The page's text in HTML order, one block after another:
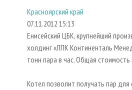
Красноярский край
07.11.2012 15:13
Енисейский ЦБК, крупнейший
холдинг «ЛПК Континенталь
тонн пара в час. Общая
Котел позволит получать пар